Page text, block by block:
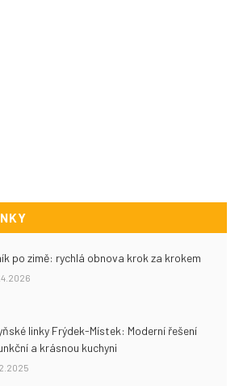
po zimě: rychlá obnova krok za krokem
linky Frýdek-Místek: Moderní řešení
a krásnou kuchyni